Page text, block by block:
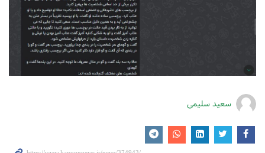
سعید سلیمی